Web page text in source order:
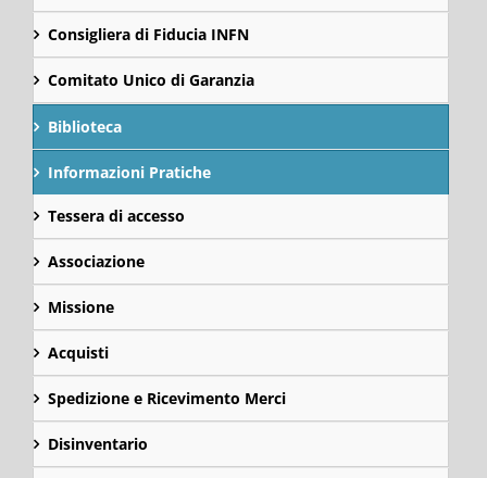
Consigliera di Fiducia INFN
Comitato Unico di Garanzia
Biblioteca
Informazioni Pratiche
Tessera di accesso
Associazione
Missione
Acquisti
Spedizione e Ricevimento Merci
Disinventario